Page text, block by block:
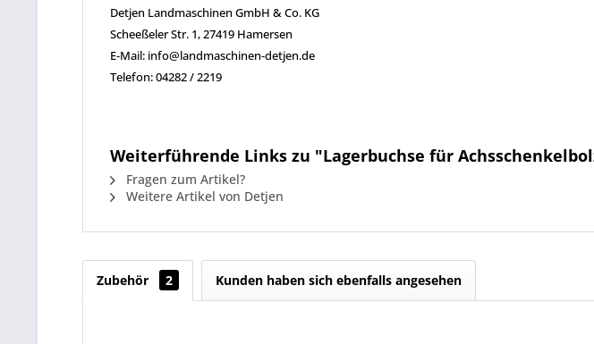
Detjen Landmaschinen GmbH & Co. KG
Scheeßeler Str. 1, 27419 Hamersen
E-Mail: info@landmaschinen-detjen.de
Telefon: 04282 / 2219
Weiterführende Links zu "Lagerbuchse für
Fragen zum Artikel?
Weitere Artikel von Detjen
Zubehör 2 Kunden haben sich ebenfalls angesehen